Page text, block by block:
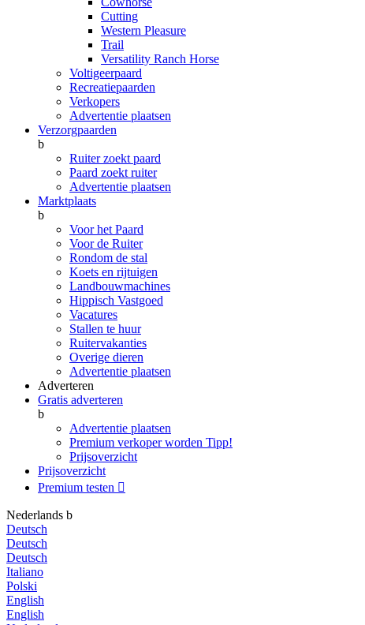
Cutting
Western Pleasure
Trail
Versatility Ranch Horse
Voltigeerpaard
Recreatiepaarden
Verkopers
Advertentie plaatsen
Verzorgpaarden
b
Ruiter zoekt paard
Paard zoekt ruiter
Advertentie plaatsen
Marktplaats
b
Voor het Paard
Voor de Ruiter
Rondom de stal
Koets en rijtuigen
Landbouwmachines
Hippisch Vastgoed
Vacatures
Stallen te huur
Ruitervakanties
Overige dieren
Advertentie plaatsen
Adverteren
Gratis adverteren
b
Advertentie plaatsen
Premium verkoper worden Tipp!
Prijsoverzicht
Prijsoverzicht
Premium testen 
Nederlands b
Deutsch
Deutsch
Deutsch
Italiano
Polski
English
English